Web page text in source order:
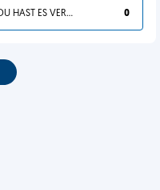
DU HAST ES VERDIENT 0